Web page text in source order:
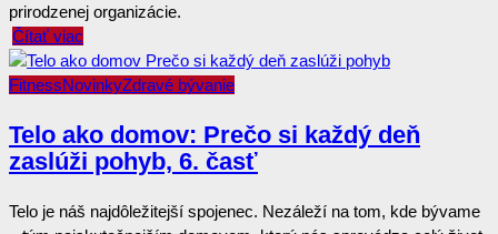
prirodzenej organizácie.
Čítať viac
FitnessNovinkyZdravé bývanie
Telo ako domov: Prečo si každý deň
zaslúži pohyb, 6. časť
Telo je náš najdôležitejší spojenec. Nezáleží na tom, kde bývame